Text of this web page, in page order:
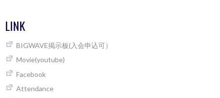
LINK
BIGWAVE掲示板(入会申込可）
Movie(youtube)
Facebook
Attendance